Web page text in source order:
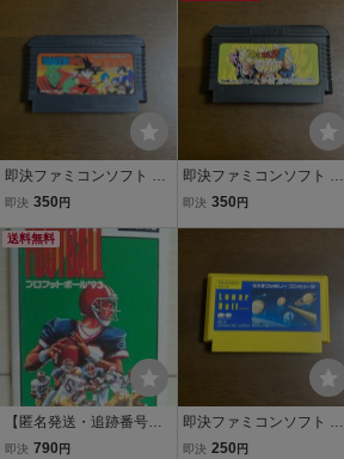
り コナミ
即決ファミコンソフト ド
ラゴンボール大魔王復活
即決 350 円
即決ファミコンソフト ド
ラゴンボールZ3烈戦人造
即決 350 円
送料無料
【匿名発送・追跡番号あ
り】 説明書のみ プロ
即決 790 円
即決ファミコンソフト ル
ナーボール LUNAR BALL
即決 250 円